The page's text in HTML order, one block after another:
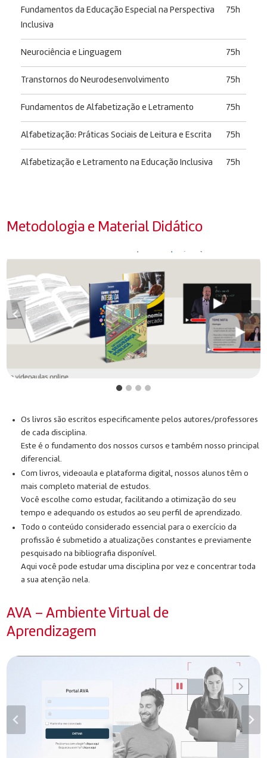
Fundamentos da Educação Especial na Perspectiva
Inclusiva
75h
Neurociência e Linguagem 75h
Transtornos do Neurodesenvolvimento 75h
Fundamentos de Alfabetização e Letramento 75h
Alfabetização: Práticas Sociais de Leitura e Escrita 75h
Alfabetização e Letramento na Educação Inclusiva 75h
Metodologia e Material Didático
Os livros são escritos especificamente pelos autores/professores
de cada disciplina.
Este é o fundamento dos nossos cursos e também nosso principal
diferencial.
Com livros, videoaula e plataforma digital, nossos alunos têm o
mais completo material de estudos.
Você escolhe como estudar, facilitando a otimização do seu
tempo e adequando os estudos ao seu perfil de aprendizado.
Todo o conteúdo considerado essencial para o exercício da
profissão é submetido a atualizações constantes e previamente
pesquisado na bibliografia disponível.
Aqui você pode estudar uma disciplina por vez e concentrar toda
a sua atenção nela.
AVA – Ambiente Virtual de
Aprendizagem